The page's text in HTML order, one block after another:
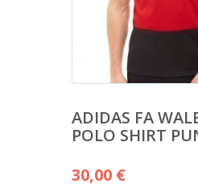
ADIDAS FA
POLO SHIRT
30,00 €